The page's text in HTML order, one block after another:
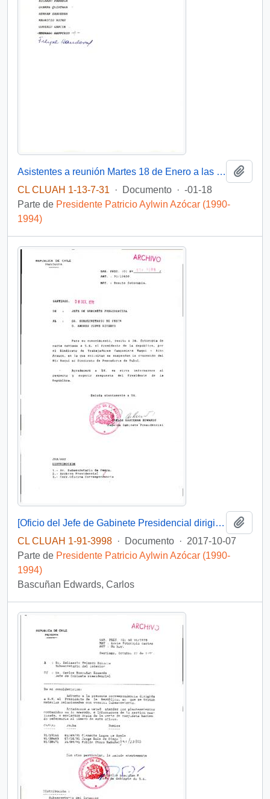
Asistentes a reunión Martes 18 de Enero a las 18 hrs.
CL CLUAH 1-13-7-31
· Documento · -01-18
Parte de Presidente Patricio Aylwin Azócar (1990-
1994)
[Oficio del Jefe de Gabinete Presidencial dirigido al Jefe de la Unidad Jurídico Legislativa]
CL CLUAH 1-91-3998 · Documento · 2017-10-07
Parte de Presidente Patricio Aylwin Azócar (1990-
1994)
Bascuñan Edwards, Carlos